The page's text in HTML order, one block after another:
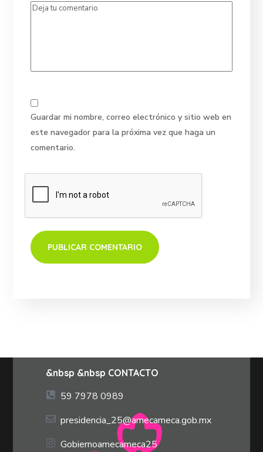
Guardar mi nombre, correo electrónico y sitio web en
este navegador para la próxima vez que haga un
comentario.
&nbsp &nbsp CONTACTO
59 7978 0989
presidencia_25@amecameca.gob.mx
Gobiernoamecameca25